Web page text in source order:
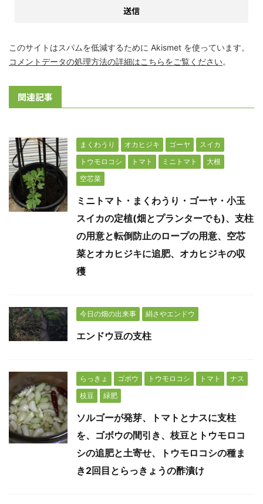
このサイトはスパムを低減するために Akismet を使っています。
コメントデータの処理方法の詳細はこちらをご覧ください。
関連記事
まくわうり オカヒジキ ゴーヤ
スイカ
トウモロコシ
トマト ミニトマト
大根
空芯菜
ミニトマト・まくわうり・ゴーヤ・小玉
スイカの定植(畑とプランターでも)、支柱
の用意と転倒防止のロープの用意、空芯
菜とオカヒジキに追肥、オカヒジキの収
穫
今日の畑の出来事 絹さやエンドウ
エンドウ豆の支柱
らっきょ ゴボウ トウモロコシ トマト
ナス
枝豆
緑肥
ソルゴーが発芽、トマトとナスに支柱
を、ゴボウの間引き、枝豆とトウモロコ
シの追肥と土寄せ、トウモロコシの種ま
き2回目とらっきょうの酢漬け